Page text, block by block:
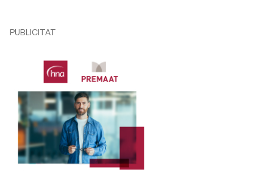
PUBLICITAT